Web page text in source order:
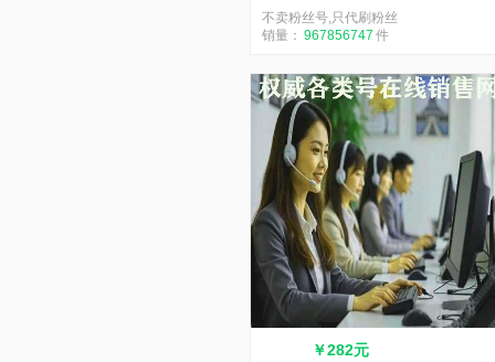
不卖粉丝号,只代刷粉丝
销量： 967856747 件
￥282元